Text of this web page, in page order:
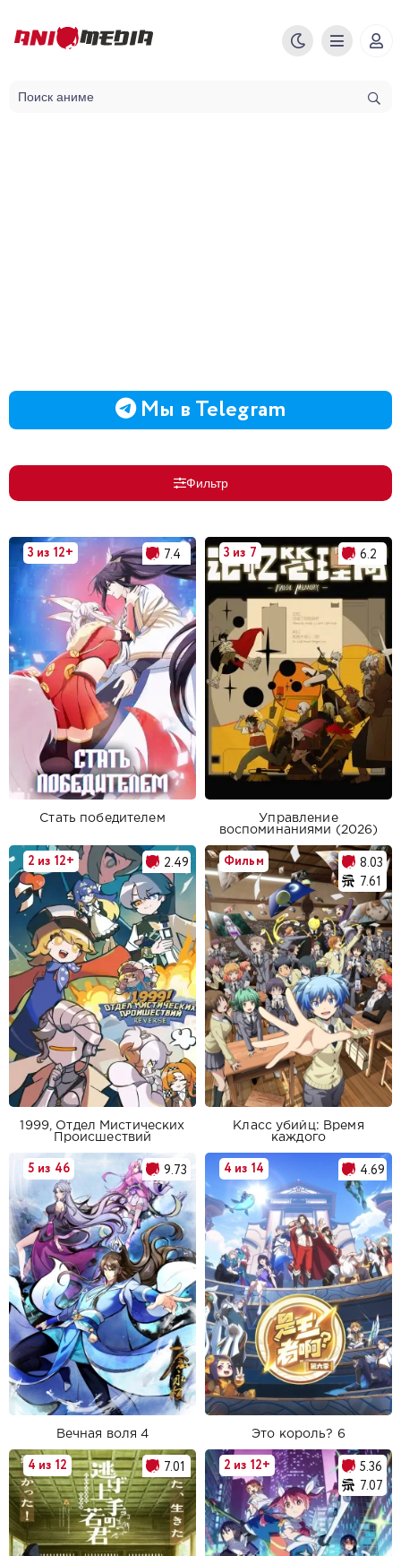
Мы в Telegram
Фильтр
Стать победителем
3 из 12+ 7.4
Управление
воспоминаниями (2026)
3 из 7 6.2
1999, Отдел Мистических
Происшествий
2 из 12+ 2.49
Класс убийц: Время
каждого
Фильм
8.03
7.61
Вечная воля 4
5 из 46 9.73
Это король? 6
4 из 14 4.69
4 из 12 7.01 2 из 12+
5.36
7.07